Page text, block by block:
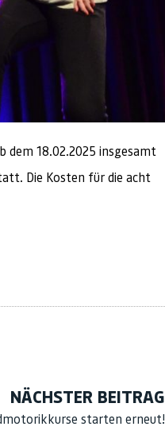
dem 18.02.2025 insgesamt
Die Kosten für die acht
NÄCHSTER BEITRAG
starten erneut!